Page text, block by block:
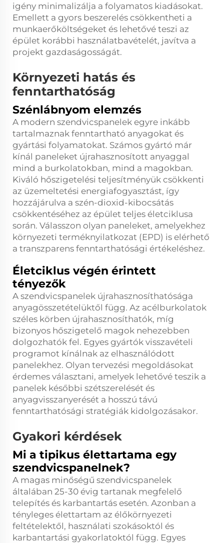
igény minimalizálja a folyamatos kiadásokat.
Emellett a gyors beszerelés csökkentheti a
munkaerőköltségeket és lehetővé teszi az
épület korábbi használatbavételét, javítva a
projekt gazdaságosságát.
Környezeti hatás és
fenntarthatóság
Szénlábnyom elemzés
A modern szendvicspanelek egyre inkább
tartalmaznak fenntartható anyagokat és
gyártási folyamatokat. Számos gyártó már
kínál paneleket újrahasznosított anyaggal
mind a burkolatokban, mind a magokban.
Kiváló hőszigetelési teljesítményük csökkenti
az üzemeltetési energiafogyasztást, így
hozzájárulva a szén-dioxid-kibocsátás
csökkentéséhez az épület teljes életciklusa
során. Válasszon olyan paneleket, amelyekhez
környezeti terméknyilatkozat (EPD) is elérhető
a transzparens fenntarthatósági értékeléshez.
Életciklus végén érintett
tényezők
A szendvicspanelek újrahasznosíthatósága
anyagösszetételüktől függ. Az acélburkolatok
széles körben újrahasznosíthatók, míg
bizonyos hőszigetelő magok nehezebben
dolgozhatók fel. Egyes gyártók visszavételi
programot kínálnak az elhasználódott
panelekhez. Olyan tervezési megoldásokat
érdemes választani, amelyek lehetővé teszik a
panelek későbbi szétszerelését és
anyagvisszanyerését a hosszú távú
fenntarthatósági stratégiák kidolgozásakor.
Gyakori kérdések
Mi a tipikus élettartama egy
szendvicspanelnek?
A magas minőségű szendvicspanelek
általában 25-30 évig tartanak megfelelő
telepítés és karbantartás esetén. Azonban a
tényleges élettartam az élőkörnyezeti
feltételektől, használati szokásoktól és
karbantartási gyakorlatoktól függ. Egyes